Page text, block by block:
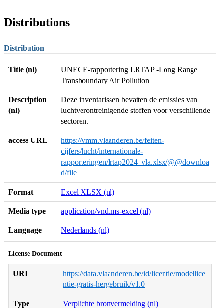
Distributions
Distribution
Title (nl)
UNECE-rapportering LRTAP -Long Range
Transboundary Air Pollution
Description
(nl)
Deze inventarissen bevatten de emissies van
luchtverontreinigende stoffen voor verschillende
sectoren.
access URL
https://vmm.vlaanderen.be/feiten-
cijfers/lucht/internationale-
rapporteringen/lrtap2024_vla.xlsx/@@downloa
d/file
Format Excel XLSX (nl)
Media type application/vnd.ms-excel (nl)
Language Nederlands (nl)
License Document
URI
https://data.vlaanderen.be/id/licentie/modellice
ntie-gratis-hergebruik/v1.0
Type Verplichte bronvermelding (nl)